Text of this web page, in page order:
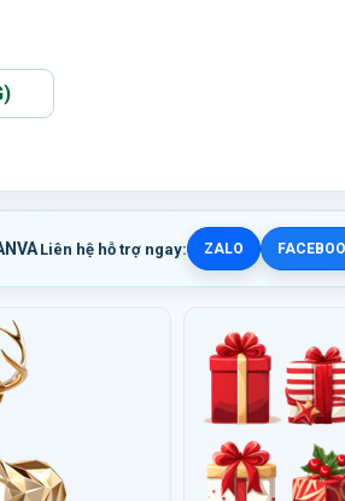
Liên hệ hỗ trợ ngay: ZALO